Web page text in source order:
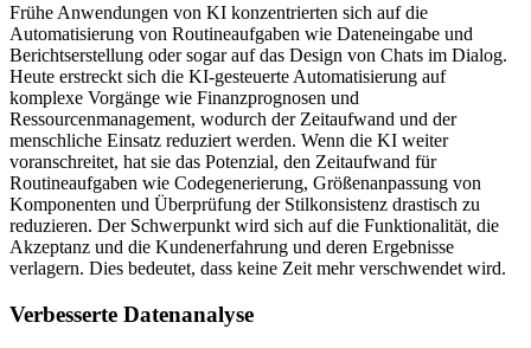
Frühe Anwendungen von KI konzentrierten sich auf die
Automatisierung von Routineaufgaben wie Dateneingabe und
Berichtserstellung oder sogar auf das Design von Chats im Dialog.
Heute erstreckt sich die KI-gesteuerte Automatisierung auf
komplexe Vorgänge wie Finanzprognosen und
Ressourcenmanagement, wodurch der Zeitaufwand und der
menschliche Einsatz reduziert werden. Wenn die KI weiter
voranschreitet, hat sie das Potenzial, den Zeitaufwand für
Routineaufgaben wie Codegenerierung, Größenanpassung von
Komponenten und Überprüfung der Stilkonsistenz drastisch zu
reduzieren. Der Schwerpunkt wird sich auf die Funktionalität, die
Akzeptanz und die Kundenerfahrung und deren Ergebnisse
verlagern. Dies bedeutet, dass keine Zeit mehr verschwendet wird.
Verbesserte Datenanalyse